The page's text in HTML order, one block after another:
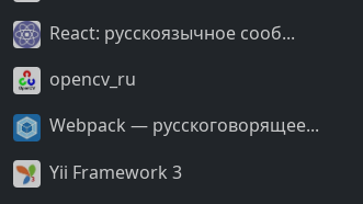
React: русскоязычное сооб...
opencv_ru
Webpack — русскоговорящее...
Yii Framework 3